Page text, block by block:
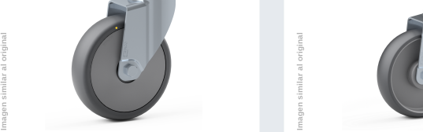
Imagen similar al original Imagen similar al original